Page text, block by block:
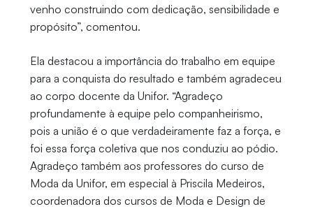
venho construindo com dedicação, sensibilidade e
propósito”, comentou.
Ela destacou a importância do trabalho em equipe
para a conquista do resultado e também agradeceu
ao corpo docente da Unifor. “Agradeço
profundamente à equipe pelo companheirismo,
pois a união é o que verdadeiramente faz a força, e
foi essa força coletiva que nos conduziu ao pódio.
Agradeço também aos professores do curso de
Moda da Unifor, em especial à Priscila Medeiros,
coordenadora dos cursos de Moda e Design de